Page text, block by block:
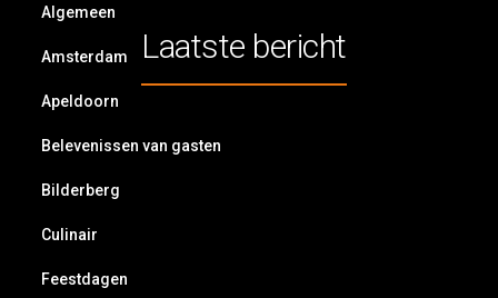
Algemeen
Amsterdam
Apeldoorn
Belevenissen van gasten
Bilderberg
Culinair
Feestdagen
Laatste bericht